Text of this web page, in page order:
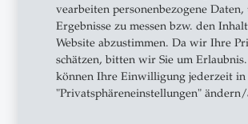
vearbeiten personenbezogene Daten,
Ergebnisse zu messen bzw. den
Website abzustimmen. Da wir Ihre
schätzen, bitten wir Sie um Erlaubnis.
können Ihre Einwilligung jederzeit in
"Privatsphäreneinstellungen" ändern/
Die Produktionskosten müssen
Staatliche Anreize oder
könnten notwendig sein.
Es braucht klare und verlässliche
Zertifizierungssysteme.